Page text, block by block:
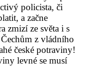
policista, či
a začne
zmizí ze světa i s
z vládního
české potraviny!
levné se musí